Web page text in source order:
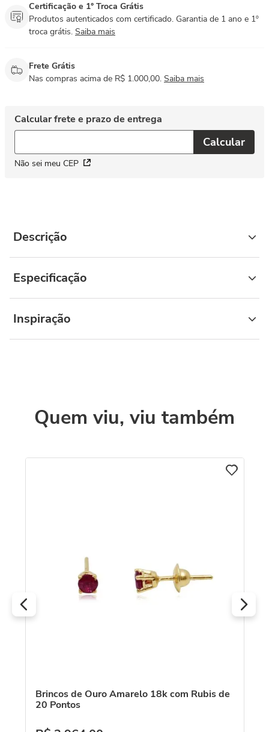
Certificação e 1° Troca Grátis
Produtos autenticados com certificado. Garantia de 1 ano e 1º
troca grátis. Saiba mais
Frete Grátis
Nas compras acima de R$ 1.000,00. Saiba mais
Não sei meu CEP
Descrição
Especificação
Inspiração
Quem viu, viu também
Brincos de Ouro Amarelo 18k com Rubis de
20 Pontos